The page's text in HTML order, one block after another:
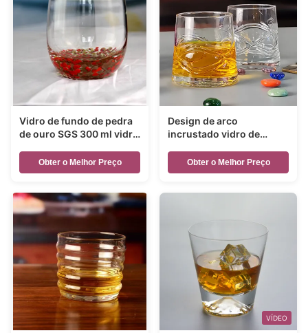
Vidro de fundo de pedra
de ouro SGS 300 ml vidro
Obter o Melhor Preço
Design de arco
incrustado vidro de
Obter o Melhor Preço
VÍDEO